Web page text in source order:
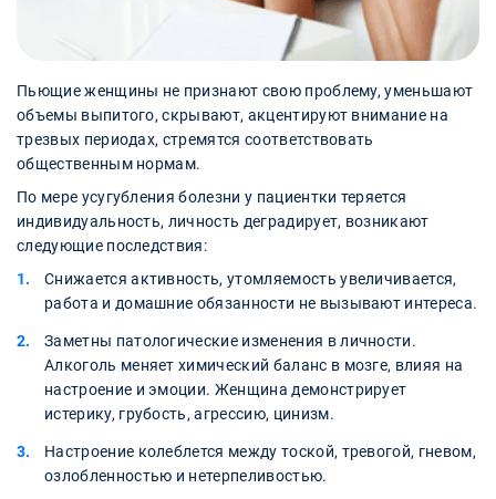
Пьющие женщины не признают свою проблему, уменьшают
объемы выпитого, скрывают, акцентируют внимание на
трезвых периодах, стремятся соответствовать
общественным нормам.
По мере усугубления болезни у пациентки теряется
индивидуальность, личность деградирует, возникают
следующие последствия:
Снижается активность, утомляемость увеличивается,
работа и домашние обязанности не вызывают интереса.
Заметны патологические изменения в личности.
Алкоголь меняет химический баланс в мозге, влияя на
настроение и эмоции. Женщина демонстрирует
истерику, грубость, агрессию, цинизм.
Настроение колеблется между тоской, тревогой, гневом,
озлобленностью и нетерпеливостью.